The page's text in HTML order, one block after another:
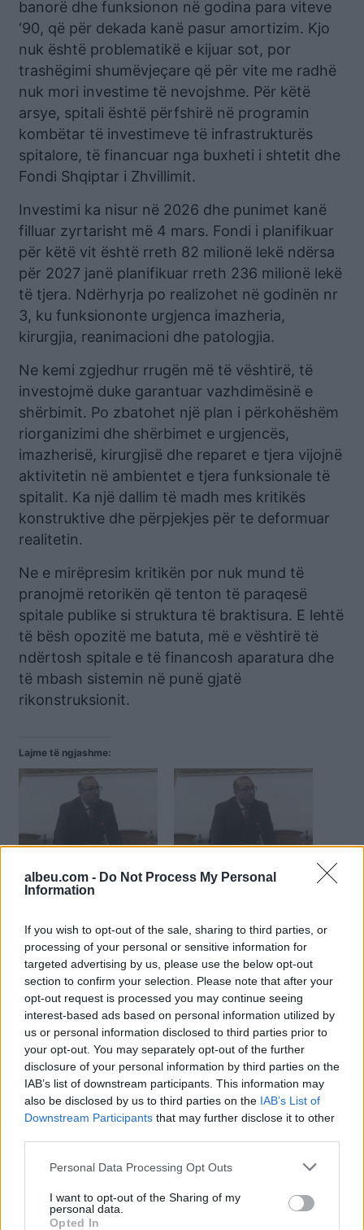
albeu.com - Do Not Process My Personal
Information
If you wish to opt-out of the sale, sharing to third parties, or
processing of your personal or sensitive information for
targeted advertising by us, please use the below opt-out
section to confirm your selection. Please note that after your
opt-out request is processed you may continue seeing
interest-based ads based on personal information utilized by
us or personal information disclosed to third parties prior to
your opt-out. You may separately opt-out of the further
disclosure of your personal information by third parties on the
IAB’s list of downstream participants. This information may
also be disclosed by us to third parties on the IAB’s List of
Downstream Participants that may further disclose it to other
Personal Data Processing Opt Outs
I want to opt-out of the Sharing of my
personal data.
Opted In
banorë dhe funksionon në godina para viteve
‘90, që për dekada kanë pasur amortizim. Kjo
nuk është problematikë e kijuar sot, por
trashëgimi shumëvjeçare që për vite me radhë
nuk mori investime të nevojshme. Për këtë
arsye, spitali është përfshirë në programin
kombëtar të investimeve të infrastrukturës
spitalore, të financuar nga buxheti i shtetit dhe
Fondi Shqiptar i Zhvillimit.
Investimi ka nisur në 2026 dhe punimet kanë
filluar zyrtarisht më 4 mars. Fondi i planifikuar
për këtë vit është rreth 82 milionë lekë ndërsa
për 2027 janë planifikuar rreth 236 milionë lekë
të tjera. Ndërhyrja po realizohet në godinën nr
3, ku funksiononte urgjenca imazheria,
kirurgjia, reanimacioni dhe patologjia.
Ne kemi zgjedhur rrugën më të vështirë, të
investojmë duke garantuar vazhdimësinë e
shërbimit. Po zbatohet një plan i përkohëshëm
riorganizimi dhe shërbimet e urgjencës,
imazherisë, kirurgjisë dhe reparet e tjera vijojnë
aktivitetin në ambientet e tjera funksionale të
spitalit. Ka një dallim të madh mes kritikës
konstruktive dhe përpjekjes për te deformuar
realitetin.
Ne e mirëpresim kritikën por nuk mund të
pranojmë retorikën që tenton të paraqesë
spitale publike si struktura të braktisura. E lehtë
të bësh opozitë me batuta, më e vështirë të
ndërtosh spitale e të financosh aparatura dhe
të mbash sistemin në punë gjatë
rikonstruksionit.
Lajme të ngjashme:
në spitale? Korreshi: Ka
braktisur Kuvendin,
kategorizuar deputetët,
ne fshatarëve s’na vjen
terezinë shoqja ministre
për interpelancë
Sala takim me homologun
e Katarit: Digjitalizimi dhe
zhvillimi i IA, bazë për
sistem modern në